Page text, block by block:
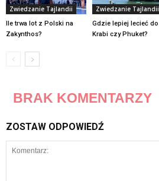
Zwiedzanie Tajlandii
Ile trwa lot z Polski na
Zakynthos?
Zwiedzanie Tajlandii
Gdzie lepiej lecieć do
Krabi czy Phuket?
BRAK KOMENTARZY
ZOSTAW ODPOWIEDŹ